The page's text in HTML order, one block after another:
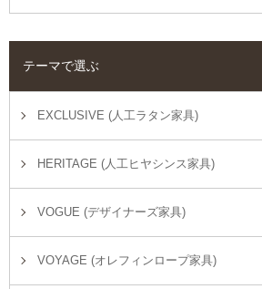
テーマで選ぶ
EXCLUSIVE (人工ラタン家具)
HERITAGE (人工ヒヤシンス家具)
VOGUE (デザイナーズ家具)
VOYAGE (オレフィンロープ家具)